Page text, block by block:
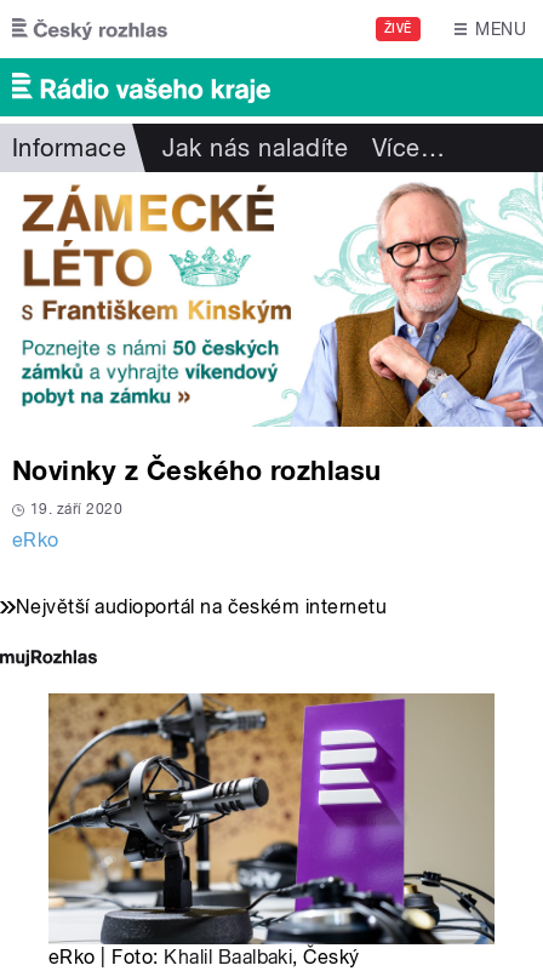
Přejít k hlavnímu obsahu
ŽIVĚ MENU
Informace Jak nás naladíte Více…
Novinky z Českého rozhlasu
19. září 2020
eRko
Největší audioportál na českém internetu
eRko | Foto: Khalil Baalbaki, Český